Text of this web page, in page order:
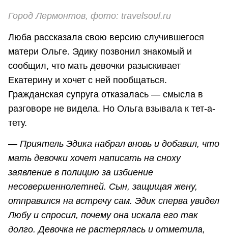
Город Лермонтов, фото: travelsoul.ru
Люба рассказала свою версию случившегося
матери Ольге. Эдику позвонил знакомый и
сообщил, что мать девочки разыскивает
Екатерину и хочет с ней пообщаться.
Гражданская супруга отказалась — смысла в
разговоре не видела. Но Ольга взывала к тет-а-
тету.
— Приятель Эдика набрал вновь и добавил, что
мать девочки хочет написать на сноху
заявление в полицию за избиение
несовершеннолетней. Сын, защищая жену,
отправился на встречу сам. Эдик сперва увидел
Любу и спросил, почему она искала его так
долго. Девочка не растерялась и отметила,